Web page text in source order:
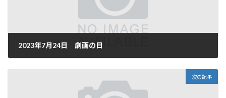
2023年7月24日 劇画の日
次の記事